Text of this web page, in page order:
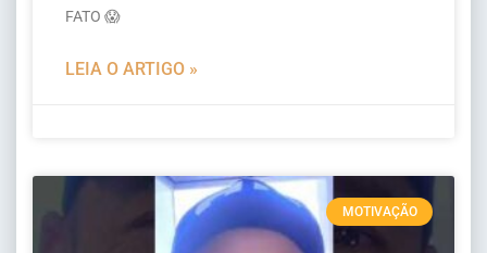
FATO 😱
LEIA O ARTIGO »
MOTIVAÇÃO